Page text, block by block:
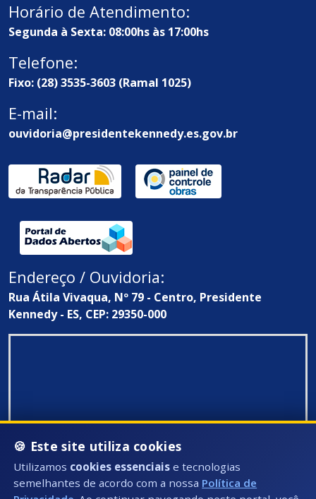
Horário de Atendimento:
Segunda à Sexta: 08:00hs às 17:00hs
Telefone:
Fixo: (28) 3535-3603 (Ramal 1025)
E-mail:
ouvidoria@presidentekennedy.es.gov.br
Endereço / Ouvidoria:
Rua Átila Vivaqua, Nº 79 - Centro, Presidente
Kennedy - ES, CEP: 29350-000
🍪 Este site utiliza cookies
Utilizamos cookies essenciais e tecnologias
semelhantes de acordo com a nossa Política de